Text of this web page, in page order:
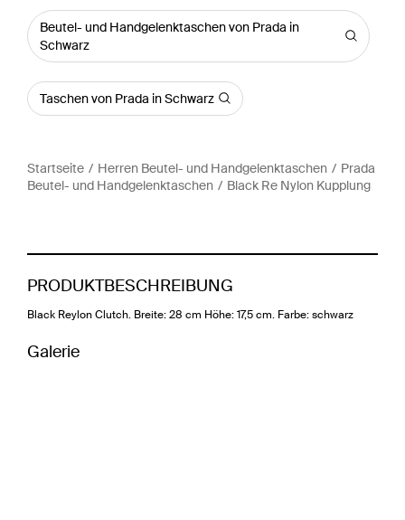
Beutel- und Handgelenktaschen von Prada in
Schwarz
Taschen von Prada in Schwarz
Startseite Herren Beutel- und Handgelenktaschen
Prada
Beutel- und Handgelenktaschen
Black Re Nylon Kupplung
PRODUKTBESCHREIBUNG
Black Reylon Clutch. Breite: 28 cm Höhe: 17,5 cm. Farbe: schwarz
Galerie